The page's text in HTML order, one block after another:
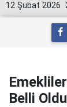
12 Şubat 2026
Belli Oldu